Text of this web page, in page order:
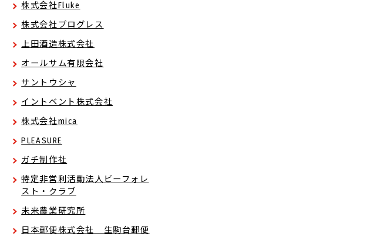
株式会社Fluke
株式会社プログレス
上田酒造株式会社
オールサム有限会社
サントウシャ
イントベント株式会社
株式会社mica
PLEASURE
ガチ制作社
特定非営利活動法人ビーフォレ
スト・クラブ
未来農業研究所
日本郵便株式会社 生駒台郵便